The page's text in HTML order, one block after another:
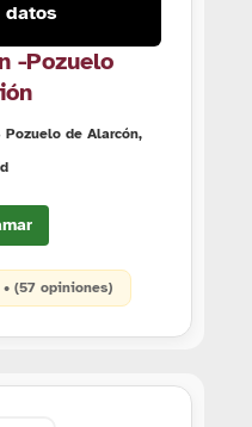
datos
-Pozuelo
Pozuelo de Alarcón,
(57 opiniones)